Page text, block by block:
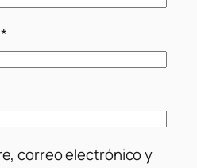
*
correo electrónico y